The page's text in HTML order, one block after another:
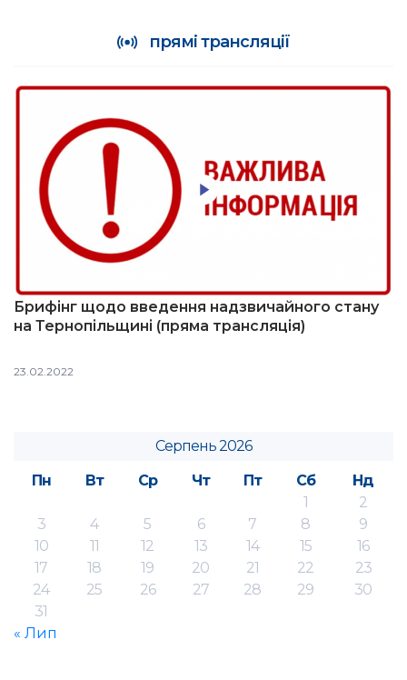
прямі трансляції
Брифінг щодо введення надзвичайного стану
на Тернопільщині (пряма трансляція)
23.02.2022
Серпень 2026
Пн
Вт Ср Чт Пт Сб
Нд
1
2
3
4 5 6 7 8
9
10
11 12 13 14 15
16
17
18 19 20 21 22
23
24
25 26 27 28 29
30
31
« Лип